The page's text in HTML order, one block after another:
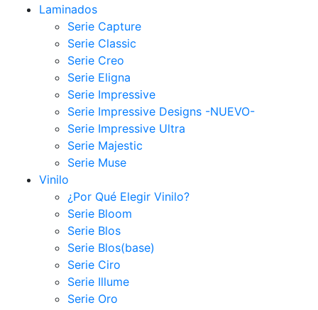
Laminados
Serie Capture
Serie Classic
Serie Creo
Serie Eligna
Serie Impressive
Serie Impressive Designs -NUEVO-
Serie Impressive Ultra
Serie Majestic
Serie Muse
Vinilo
¿Por Qué Elegir Vinilo?
Serie Bloom
Serie Blos
Serie Blos(base)
Serie Ciro
Serie Illume
Serie Oro